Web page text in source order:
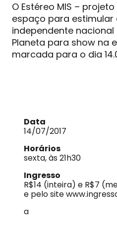
O Estéreo MIS –
espaço para estimular
independente
Planeta para show na
marcada para o dia
Data
14/07/2017
Horários
sexta, às 21h30
Ingresso
R$14 (inteira) e R$7
e pelo site
a